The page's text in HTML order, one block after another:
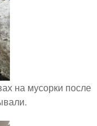
на мусорки после